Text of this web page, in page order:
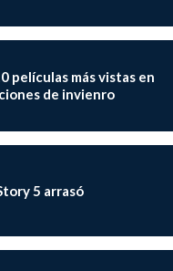
películas más vistas en
de invienro
5 arrasó